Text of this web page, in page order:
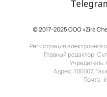
© 2017-2025 ООО «Zira
Регистрация
Главный редактор:
Адрес: 100007,
Почта: